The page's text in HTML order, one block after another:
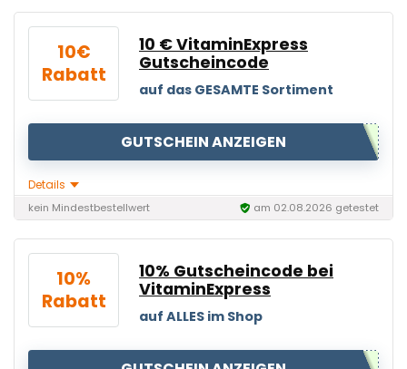
10€
Rabatt
10 € VitaminExpress
Gutscheincode
auf das GESAMTE Sortiment
GUTSCHEIN ANZEIGEN
Details
kein Mindestbestellwert am 02.08.2026 getestet
10%
Rabatt
10% Gutscheincode bei
VitaminExpress
auf ALLES im Shop